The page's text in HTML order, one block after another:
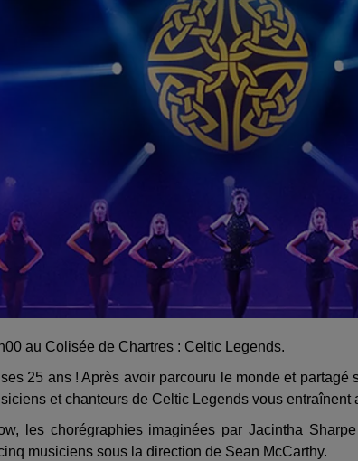
au Colisée de Chartres : Celtic Legends.
25 ans ! Après avoir parcouru le monde et
et chanteurs de Celtic Legends vous
les chorégraphies imaginées par Jacintha
musiciens sous la direction de Sean McCarthy.